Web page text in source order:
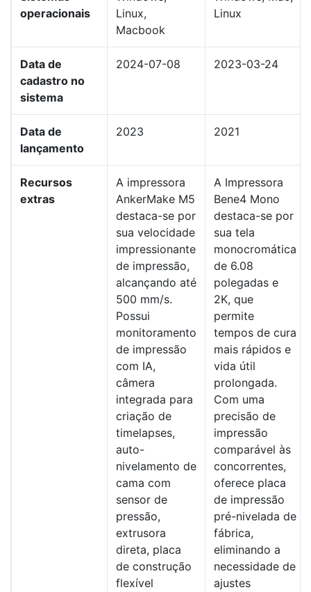
operacionais
Linux,
Macbook
Linux
Data de
cadastro no
sistema
2024-07-08 2023-03-24
Data de
lançamento
2023 2021
Recursos
extras
A impressora
AnkerMake M5
destaca-se por
sua velocidade
impressionante
de impressão,
alcançando até
500 mm/s.
Possui
monitoramento
de impressão
com IA,
câmera
integrada para
criação de
timelapses,
auto-
nivelamento de
cama com
sensor de
pressão,
extrusora
direta, placa
de construção
flexível
A Impressora
Bene4 Mono
destaca-se por
sua tela
monocromática
de 6.08
polegadas e
2K, que
permite
tempos de cura
mais rápidos e
vida útil
prolongada.
Com uma
precisão de
impressão
comparável às
concorrentes,
oferece placa
de impressão
pré-nivelada de
fábrica,
eliminando a
necessidade de
ajustes